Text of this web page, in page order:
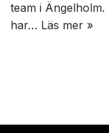
team i
har… Läs mer »